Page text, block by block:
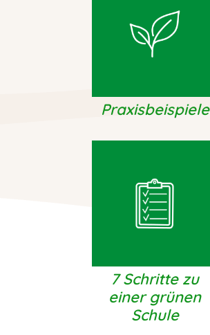
Praxisbeispiele
7 Schritte zu
einer grünen
Schule